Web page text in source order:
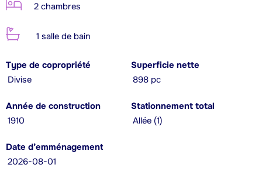
2 chambres
1 salle de bain
Type de copropriété
Divise
Superficie nette
898 pc
Année de construction
1910
Stationnement total
Allée (1)
Date d’emménagement
2026-08-01